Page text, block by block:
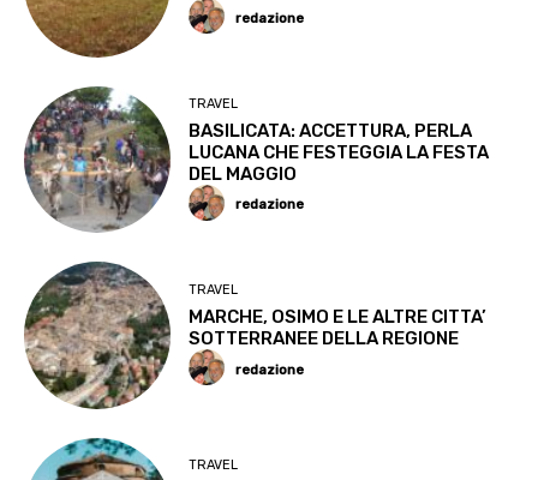
redazione
TRAVEL
BASILICATA: ACCETTURA, PERLA
LUCANA CHE FESTEGGIA LA FESTA
DEL MAGGIO
redazione
TRAVEL
MARCHE, OSIMO E LE ALTRE CITTA’
SOTTERRANEE DELLA REGIONE
redazione
TRAVEL